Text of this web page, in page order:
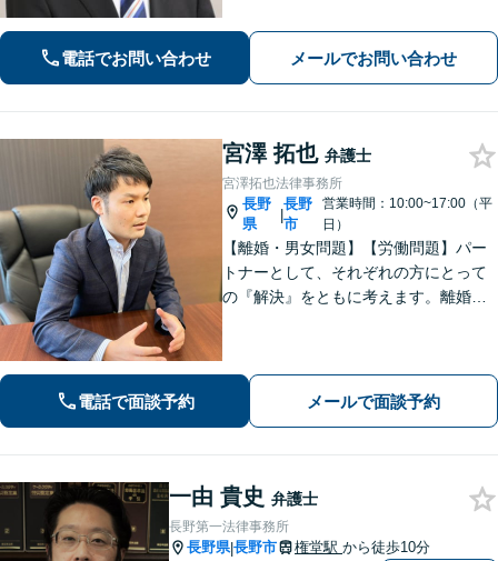
電話でお問い合わせ メールでお問い合わせ
宮澤 拓也 弁護士
宮澤拓也法律事務所
長野
県
|
長野
市
営業時間：10:00~17:00（平
日）
【離婚・男女問題】【労働問題】パー
トナーとして、それぞれの方にとって
の『解決』をともに考えます。離婚・
電話で面談予約 メールで面談予約
一由 貴史 弁護士
長野第一法律事務所
長野県|長野市 権堂駅 から徒歩10分